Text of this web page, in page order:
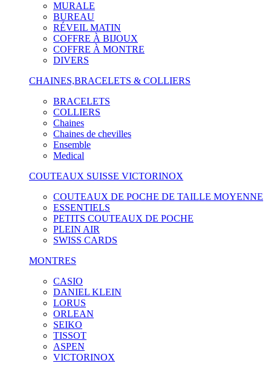
MURALE
BUREAU
RÉVEIL MATIN
COFFRE À BIJOUX
COFFRE À MONTRE
DIVERS
CHAINES,BRACELETS & COLLIERS
BRACELETS
COLLIERS
Chaines
Chaines de chevilles
Ensemble
Medical
COUTEAUX SUISSE VICTORINOX
COUTEAUX DE POCHE DE TAILLE MOYENNE
ESSENTIELS
PETITS COUTEAUX DE POCHE
PLEIN AIR
SWISS CARDS
MONTRES
CASIO
DANIEL KLEIN
LORUS
ORLEAN
SEIKO
TISSOT
ASPEN
VICTORINOX